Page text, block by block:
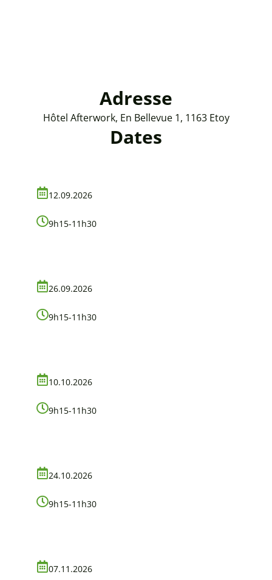
Adresse
Hôtel Afterwork, En Bellevue 1, 1163 Etoy
Dates
12.09.2026
9h15-11h30
26.09.2026
9h15-11h30
10.10.2026
9h15-11h30
24.10.2026
9h15-11h30
07.11.2026